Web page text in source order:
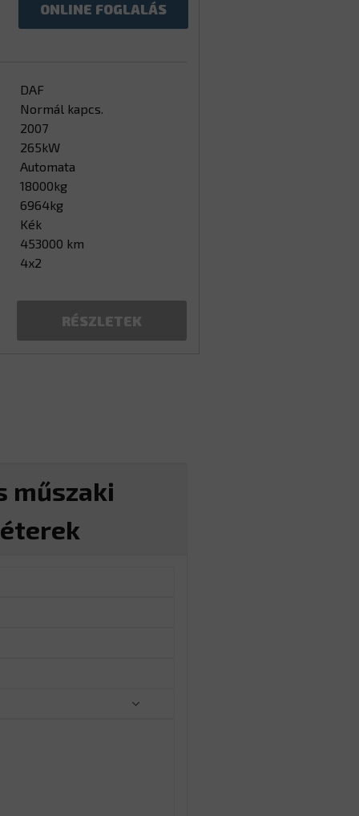
ONLINE FOGLALÁS
DAF
Normál kapcs.
2007
265kW
Automata
18000kg
6964kg
Kék
453000 km
4x2
RÉSZLETEK
műszaki